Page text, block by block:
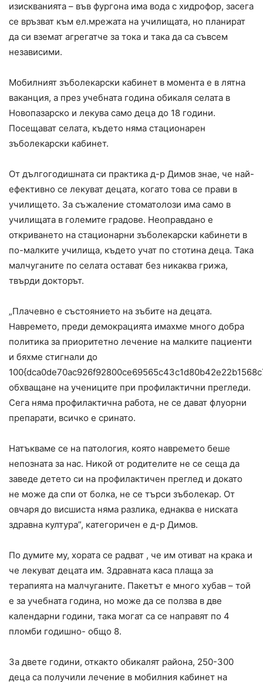
изискванията – във фургона има вода с хидрофор, засега
се връзват към ел.мрежата на училищата, но планират
да си вземат агрегатче за тока и така да са съвсем
независими.
Мобилният зъболекарски кабинет в момента е в лятна
ваканция, а през учебната година обикаля селата в
Новопазарско и лекува само деца до 18 години.
Посещават селата, където няма стационарен
зъболекарски кабинет.
От дългогодишната си практика д-р Димов знае, че най-
ефективно се лекуват децата, когато това се прави в
училището. За съжаление стоматолози има само в
училищата в големите градове. Неоправдано е
откриването на стационарни зъболекарски кабинети в
по-малките училища, където учат по стотина деца. Така
малчуганите по селата остават без никаква грижа,
твърди докторът.
„Плачевно е състоянието на зъбите на децата.
Навремето, преди демокрацията имахме много добра
политика за приоритетно лечение на малките пациенти
и бяхме стигнали до
обхващане на учениците при профилактични прегледи.
Сега няма профилактична работа, не се дават флуорни
препарати, всичко е сринато.
Натъкваме се на патология, която навремето беше
непозната за нас. Никой от родителите не се сеща да
заведе детето си на профилактичен преглед и докато
не може да спи от болка, не се търси зъболекар. От
овчаря до висшиста няма разлика, еднаква е ниската
здравна култура”, категоричен е д-р Димов.
По думите му, хората се радват , че им отиват на крака и
че лекуват децата им. Здравната каса плаща за
терапията на малчуганите. Пакетът е много хубав – той
е за учебната година, но може да се ползва в две
календарни години, така могат са се направят по 4
пломби годишно- общо 8.
За двете години, откакто обикалят района, 250-300
деца са получили лечение в мобилния кабинет на